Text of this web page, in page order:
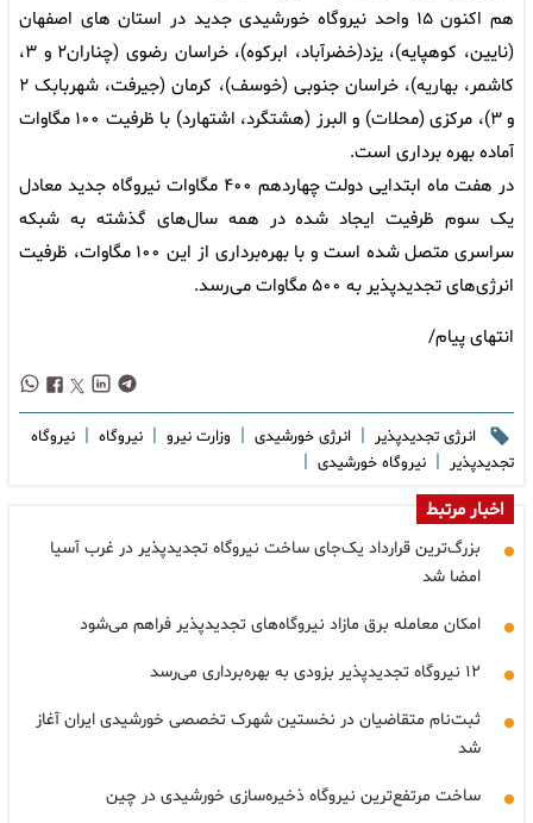
هم اکنون ۱۵ واحد نیروگاه خورشیدی جدید در استان های اصفهان
(نایین، کوهپایه)، یزد(خضرآباد، ابرکوه)، خراسان رضوی (چناران۲ و ۳،
کاشمر، بهاریه)، خراسان جنوبی (خوسف)، کرمان (جیرفت، شهربابک ۲
و ۳)، مرکزی (محلات) و البرز (هشتگرد، اشتهارد) با ظرفیت ۱۰۰ مگاوات
آماده بهره برداری است.
در هفت ماه ابتدایی دولت چهاردهم ۴۰۰ مگاوات نیروگاه جدید معادل
یک سوم ظرفیت ایجاد شده در همه سال‌های گذشته به شبکه
سراسری متصل شده است و با بهره‌برداری از این ۱۰۰ مگاوات، ظرفیت
انرژی‌های تجدیدپذیر به ۵۰۰ مگاوات می‌رسد.
انتهای پیام/
انرژی تجدیدپذیر | انرژی خورشیدی | وزارت نیرو | نیروگاه | نیروگاه
تجدیدپذیر | نیروگاه خورشیدی |
اخبار مرتبط
بزرگ‌ترین قرارداد یک‌جای ساخت نیروگاه تجدیدپذیر در غرب آسیا
امضا شد
امکان معامله برق مازاد نیروگاه‌های تجدیدپذیر فراهم می‌شود
۱۲ نیروگاه تجدیدپذیر بزودی به بهره‌برداری می‌رسد
ثبت‌نام متقاضیان در نخستین شهرک تخصصی خورشیدی ایران آغاز
شد
ساخت مرتفع‌ترین نیروگاه ذخیره‌سازی خورشیدی در چین